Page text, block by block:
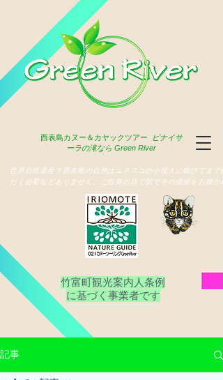
西表島カヌー＆カヤックツアー
ピナイサ
ーラの滝なら Green River
竹富町観光案内人条例
​に基づく事業者です
世界自然遺産？西表島の自然はユネスコの小役人に媚びてまで
だく必要などありません、ご自身の目で肌でその価値をお確か
記事